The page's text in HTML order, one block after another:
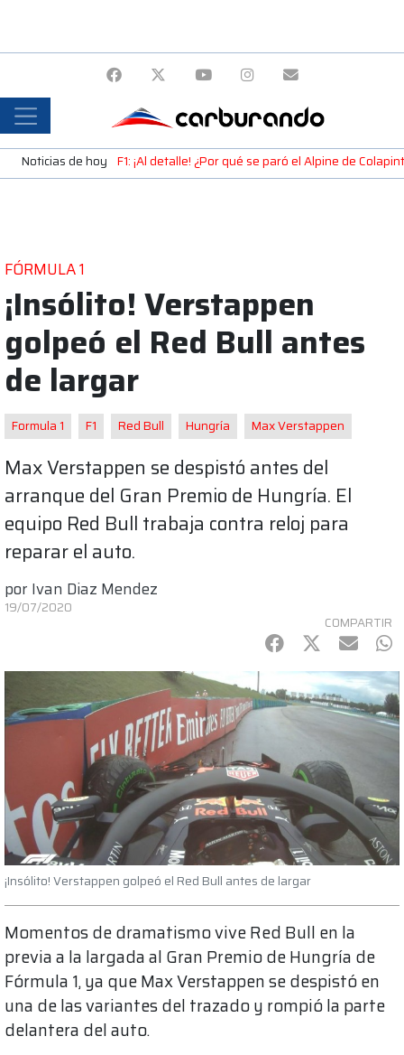
Noticias de hoy F1: ¡Al detalle! ¿Por qué se paró el Alpine de
FÓRMULA 1
¡Insólito! Verstappen
golpeó el Red Bull antes
de largar
Formula 1 F1 Red Bull Hungría Max Verstappen
Max Verstappen se despistó antes del
arranque del Gran Premio de Hungría. El
equipo Red Bull trabaja contra reloj para
reparar el auto.
por Ivan Diaz Mendez
19/07/2020
COMPARTIR
Facebook
Twitter
mail
¡Insólito! Verstappen golpeó el Red Bull antes de largar
Momentos de dramatismo vive Red Bull en la
previa a la largada al Gran Premio de Hungría de
Fórmula 1, ya que Max Verstappen se despistó en
una de las variantes del trazado y rompió la parte
delantera del auto.